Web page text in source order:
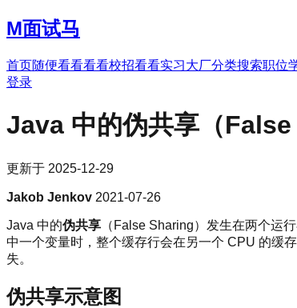
M面试马
首页随便看看看看校招看看实习大厂分类搜索职位
登录
Java 中的伪共享（False
更新于 2025-12-29
Jakob Jenkov 2021-07-26
Java 中的伪共享 （False Sharing）发生在两个运
中一个变量时，整个缓存行会在另一个 CPU 的缓
失。
伪共享示意图